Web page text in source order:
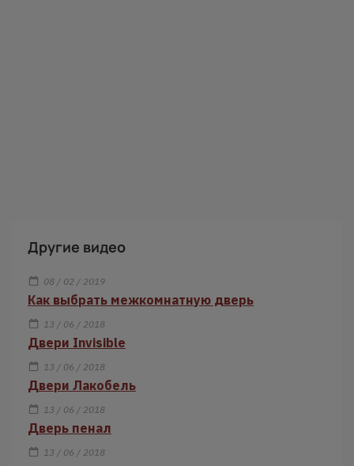
Другие видео
08 / 02 / 2019
Как выбрать межкомнатную дверь
13 / 06 / 2018
Двери Invisible
13 / 06 / 2018
Двери Лакобель
13 / 06 / 2018
Дверь пенал
13 / 06 / 2018